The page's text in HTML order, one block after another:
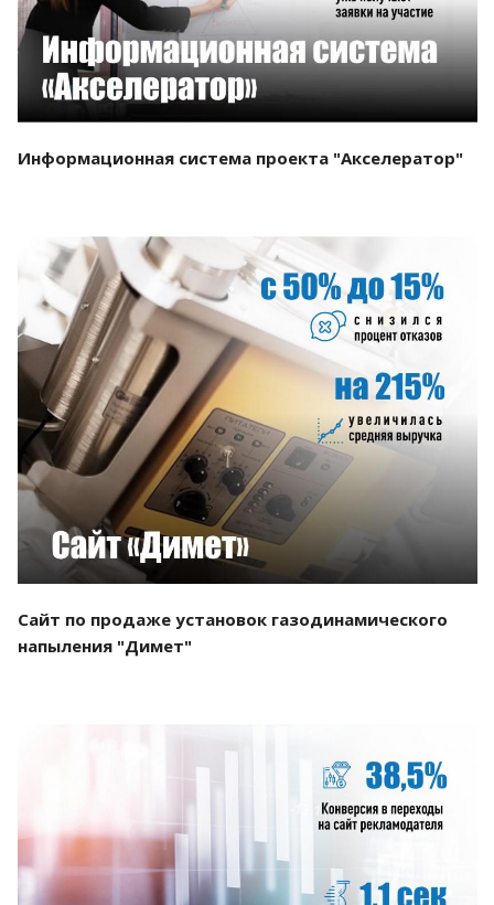
Информационная система проекта "Акселератор"
Смотреть проект
Сайт по продаже установок газодинамического
напыления "Димет"